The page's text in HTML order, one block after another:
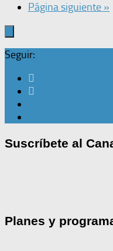
Página siguiente »
Seguir:
Suscríbete al
Planes y